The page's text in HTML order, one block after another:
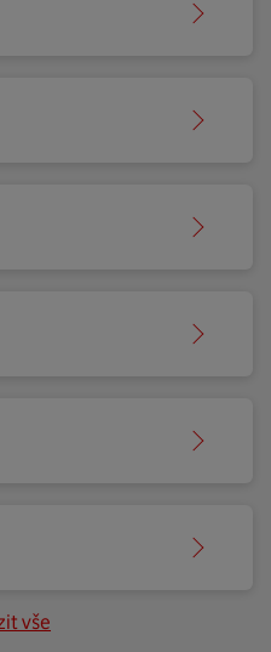
vše